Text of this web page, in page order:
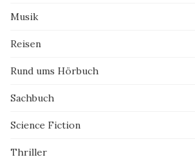
Musik
Reisen
Rund ums Hörbuch
Sachbuch
Science Fiction
Thriller